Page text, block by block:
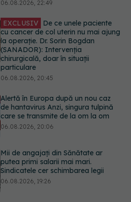
particulare
06.08.2026, 20:45
Alertă în Europa după un nou caz
de hantavirus Anzi, singura tulpină
care se transmite de la om la om
06.08.2026, 20:06
putea primi salarii mai mari.
Sindicatele cer schimbarea legii
EXCLUSIV
Cancerele ginecologice
care pot fi tratate fără operație. Dr.
Sorin Bogdan (SANADOR): Chirurgia
este indicată doar punctual, pentru
anumite categorii de paciente